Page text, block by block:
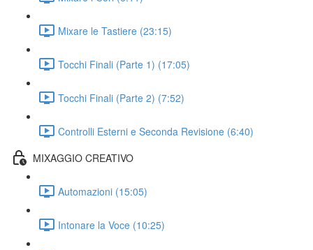
Mixare le Tastiere (23:15)
Tocchi Finali (Parte 1) (17:05)
Tocchi Finali (Parte 2) (7:52)
Controlli Esterni e Seconda Revisione (6:40)
MIXAGGIO CREATIVO
Automazioni (15:05)
Intonare la Voce (10:25)